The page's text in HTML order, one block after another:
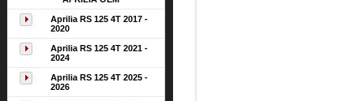
Aprilia RS 125 4T 2017 -
2020
Aprilia RS 125 4T 2021 -
2024
Aprilia RS 125 4T 2025 -
2026